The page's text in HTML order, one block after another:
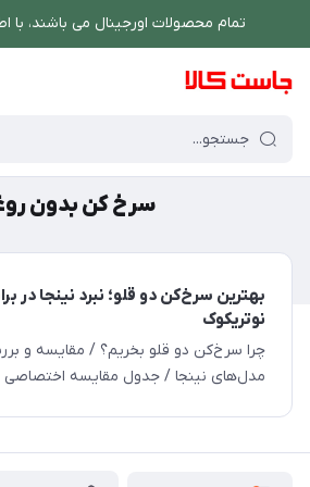
تمام محصولات اورجینال می باشند، با
فروشگاه اینترنتی جاست کالا
سرخ کن بدون
بهترین سرخ‌کن دو قلو؛ نبرد نینجا در
نوتریکوک
چرا سرخ‌کن دو قلو بخریم؟ / مقایسه و
مدل‌های نینجا / جدول مقایسه اختصاصی